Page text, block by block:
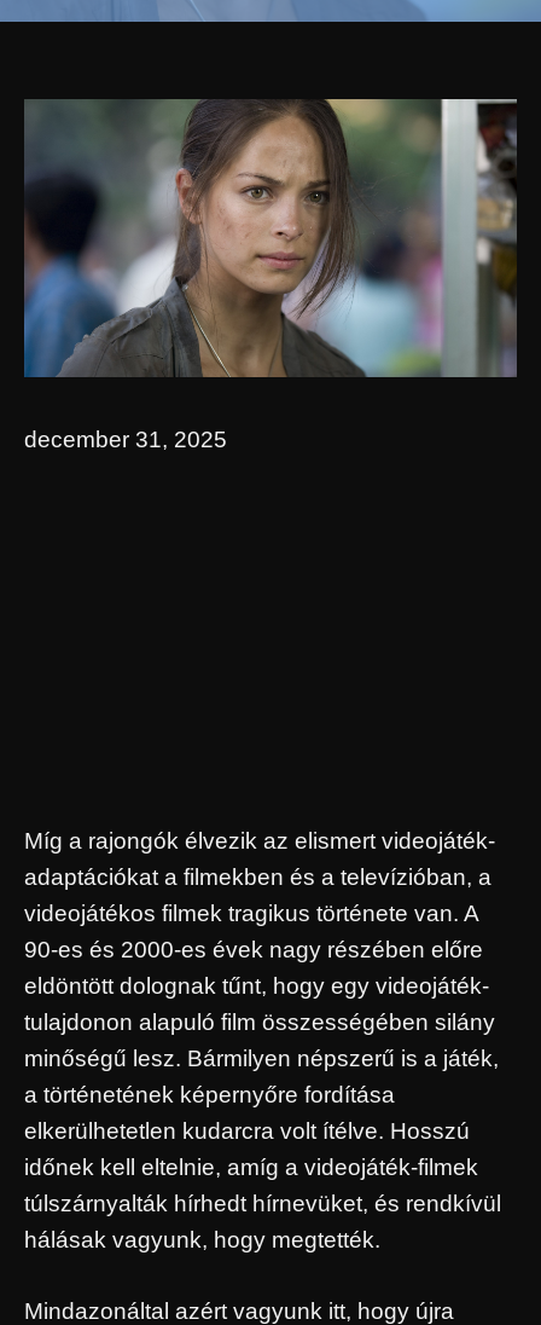
december 31, 2025
Míg a rajongók élvezik az elismert videojáték-
adaptációkat a filmekben és a televízióban, a
videojátékos filmek tragikus története van. A
90-es és 2000-es évek nagy részében előre
eldöntött dolognak tűnt, hogy egy videojáték-
tulajdonon alapuló film összességében silány
minőségű lesz. Bármilyen népszerű is a játék,
a történetének képernyőre fordítása
elkerülhetetlen kudarcra volt ítélve. Hosszú
időnek kell eltelnie, amíg a videojáték-filmek
túlszárnyalták hírhedt hírnevüket, és rendkívül
hálásak vagyunk, hogy megtették.
Mindazonáltal azért vagyunk itt, hogy újra